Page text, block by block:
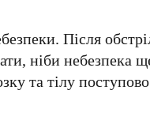
Після
ніби небезпека
та тілу